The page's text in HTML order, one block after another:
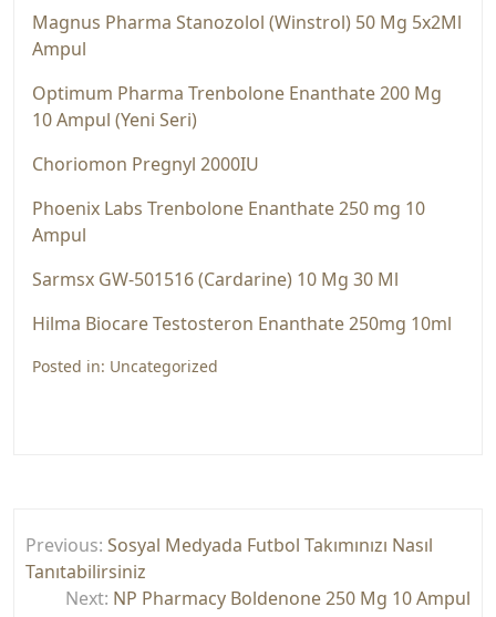
Magnus Pharma Stanozolol (Wi̇nstrol) 50 Mg 5x2Ml
Ampul
Optimum Pharma Trenbolone Enanthate 200 Mg
10 Ampul (Yeni Seri)
Choriomon Pregnyl 2000IU
Phoenix Labs Trenbolone Enanthate 250 mg 10
Ampul
Sarmsx GW-501516 (Cardarine) 10 Mg 30 Ml
Hilma Biocare Testosteron Enanthate 250mg 10ml
Posted in: Uncategorized
gezinmesi
Previous: Sosyal Medyada Futbol Takımınızı Nasıl
Tanıtabilirsiniz
Next: NP Pharmacy Boldenone 250 Mg 10 Ampul